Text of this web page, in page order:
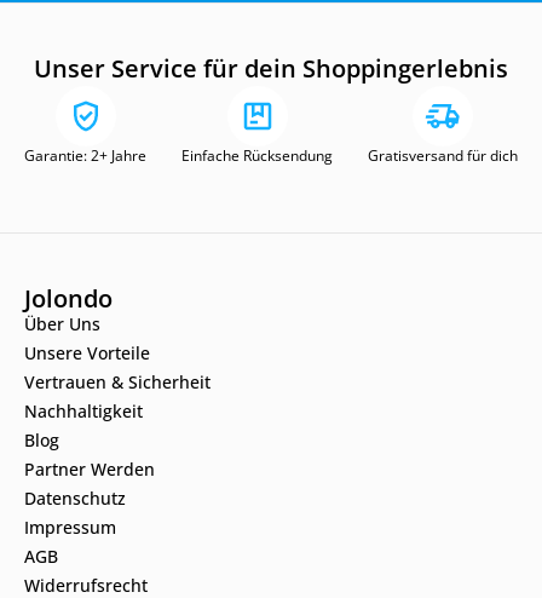
Unser Service für dein Shoppingerlebnis
Garantie: 2+ Jahre Einfache Rücksendung Gratisversand für dich
Jolondo
Über Uns
Unsere Vorteile
Vertrauen & Sicherheit
Nachhaltigkeit
Blog
Partner Werden
Datenschutz
Impressum
AGB
Widerrufsrecht